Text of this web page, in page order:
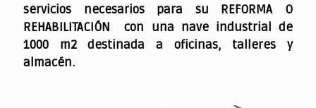
servicios necesarios para su REFORMA O
REHABILITACIÓN con una nave industrial de
1000 m2 destinada a oficinas, talleres y
almacén.